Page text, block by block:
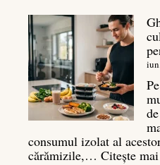
consumul izolat al
cărămizile,… Citește